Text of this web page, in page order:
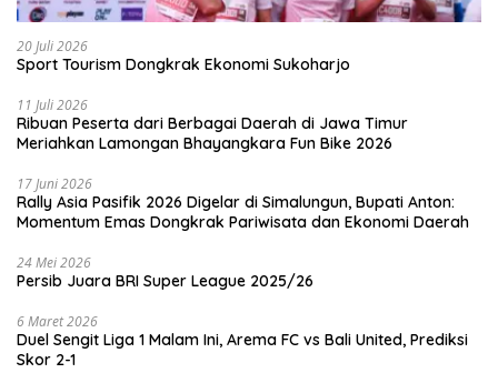
20 Juli 2026
Sport Tourism Dongkrak Ekonomi Sukoharjo
11 Juli 2026
Ribuan Peserta dari Berbagai Daerah di Jawa Timur
Meriahkan Lamongan Bhayangkara Fun Bike 2026
17 Juni 2026
Rally Asia Pasifik 2026 Digelar di Simalungun, Bupati Anton:
Momentum Emas Dongkrak Pariwisata dan Ekonomi Daerah
24 Mei 2026
Persib Juara BRI Super League 2025/26
6 Maret 2026
Duel Sengit Liga 1 Malam Ini, Arema FC vs Bali United, Prediksi
Skor 2-1